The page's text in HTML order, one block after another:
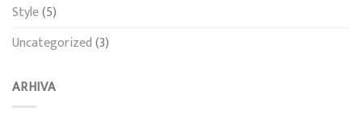
Style(5)
Uncategorized(3)
ARHIVA